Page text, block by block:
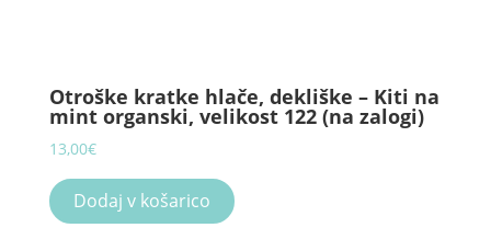
Otroške kratke hlače, dekliške – Kiti na
mint organski, velikost 122 (na zalogi)
13,00€
Dodaj v košarico